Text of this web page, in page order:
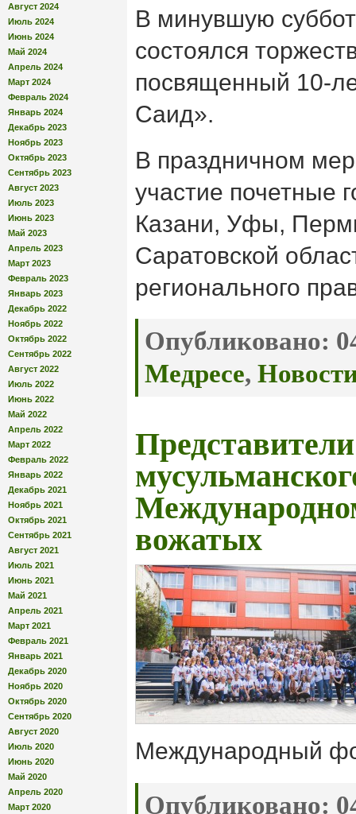
Август 2024
Июль 2024
Июнь 2024
Май 2024
Апрель 2024
Март 2024
Февраль 2024
Январь 2024
Декабрь 2023
Ноябрь 2023
Октябрь 2023
Сентябрь 2023
Август 2023
Июль 2023
Июнь 2023
Май 2023
Апрель 2023
Март 2023
Февраль 2023
Январь 2023
Декабрь 2022
Ноябрь 2022
Октябрь 2022
Сентябрь 2022
Август 2022
Июль 2022
Июнь 2022
Май 2022
Апрель 2022
Март 2022
Февраль 2022
Январь 2022
Декабрь 2021
Ноябрь 2021
Октябрь 2021
Сентябрь 2021
Август 2021
Июль 2021
Июнь 2021
Май 2021
Апрель 2021
Март 2021
Февраль 2021
Январь 2021
Декабрь 2020
Ноябрь 2020
Октябрь 2020
Сентябрь 2020
Август 2020
Июль 2020
Июнь 2020
Май 2020
Апрель 2020
Март 2020
В минувшую
состоялся
посвященный 10-
Саид».
В праздничном
участие почетные
Казани, Уфы,
Саратовской
регионального
Опубликовано:
Медресе,
вожатых
Международный
Опубликовано: